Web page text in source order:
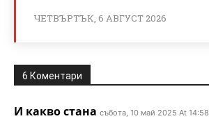
ЧЕТВЪРТЪК, 6 АВГУСТ 2026
6 Коментари
И какво стана събота, 10 май 2025 At 14:58